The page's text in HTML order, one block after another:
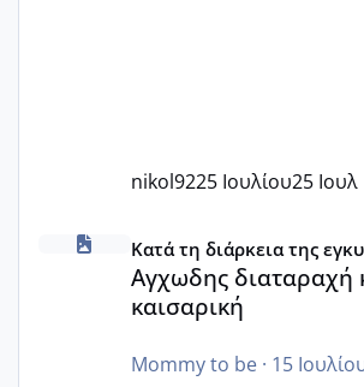
nikol9225 Ιουλίου25 Ιουλ
Αγχωδης διαταραχή και καισαρική
Κατά τη διάρκεια της
Αγχωδης διαταραχή
καισαρική
Mommy to be· 15